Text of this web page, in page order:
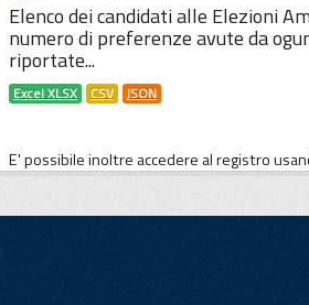
Elenco dei candidati alle Elezioni
numero di preferenze avute da
riportate...
Excel XLSX CSV JSON
E' possibile inoltre accedere al registro